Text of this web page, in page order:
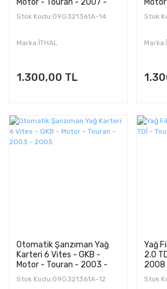
Motor - Touran - 2007 -
2008
Stok Kodu:09G321361A-14
Marka:İTHAL
1.300,00 TL
Stok
Otomatik Şanzıman Yağ
Karteri 6 Vites - GKB -
Motor - Touran - 2003 -
2005
Stok Kodu:09G321361A-12
Yağ
2.0
2008
Stok